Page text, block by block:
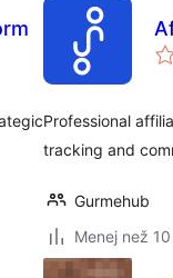
Professional
tracking and
Gurmehub
Menej než